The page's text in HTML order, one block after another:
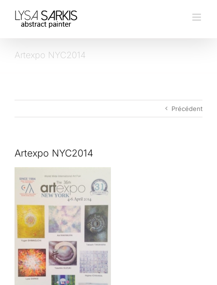
contenu
Artexpo NYC2014
Précédent
Artexpo NYC2014